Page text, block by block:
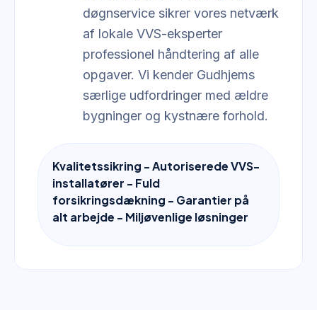
døgnservice sikrer vores netværk
af lokale VVS-eksperter
professionel håndtering af alle
opgaver. Vi kender Gudhjems
særlige udfordringer med ældre
bygninger og kystnære forhold.
Kvalitetssikring - Autoriserede VVS-
installatører - Fuld
forsikringsdækning - Garantier på
alt arbejde - Miljøvenlige løsninger